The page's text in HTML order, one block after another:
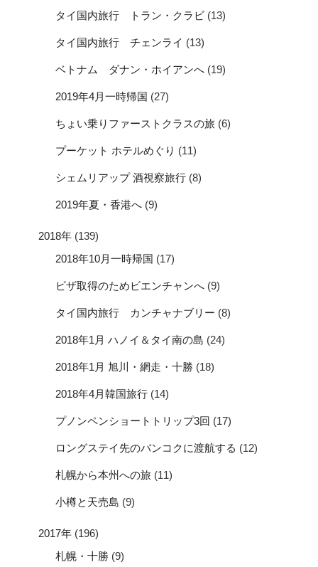
タイ国内旅行 トラン・クラビ (13)
タイ国内旅行 チェンライ (13)
ベトナム ダナン・ホイアンへ (19)
2019年4月一時帰国 (27)
ちょい乗りファーストクラスの旅 (6)
プーケット ホテルめぐり (11)
シェムリアップ 酒視察旅行 (8)
2019年夏・香港へ (9)
2018年 (139)
2018年10月一時帰国 (17)
ビザ取得のためビエンチャンへ (9)
タイ国内旅行 カンチャナブリー (8)
2018年1月 ハノイ＆タイ南の島 (24)
2018年1月 旭川・網走・十勝 (18)
2018年4月韓国旅行 (14)
プノンペンショートトリップ3回 (17)
ロングステイ先のバンコクに渡航する (12)
札幌から本州への旅 (11)
小樽と天売島 (9)
2017年 (196)
札幌・十勝 (9)